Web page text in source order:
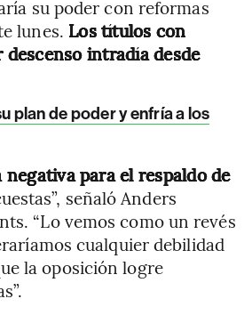
su poder con reformas
lunes. Los títulos con
intradía desde
plan de poder y enfría a los
negativa para el respaldo de
señaló Anders
“Lo vemos como un revés
cualquier debilidad
la oposición logre